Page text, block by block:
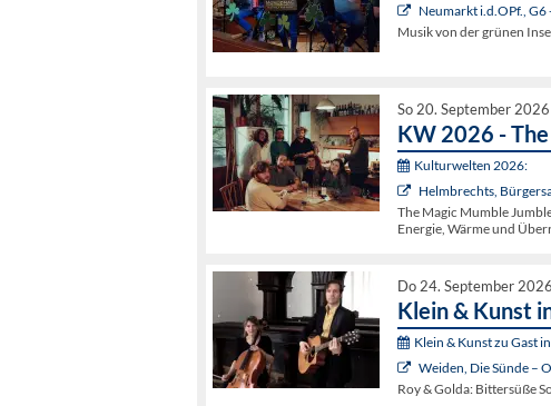
Neumarkt i.d.OPf.,
Musik von der grünen
So 20. September
KW 2026 -
Kulturwelten 2026:
Helmbrechts,
The Magic Mumble
Energie, Wärme und
Do 24. September
Klein & Kunst
Klein & Kunst zu Gast
Weiden, Die Sünde –
Roy & Golda: Bittersüße